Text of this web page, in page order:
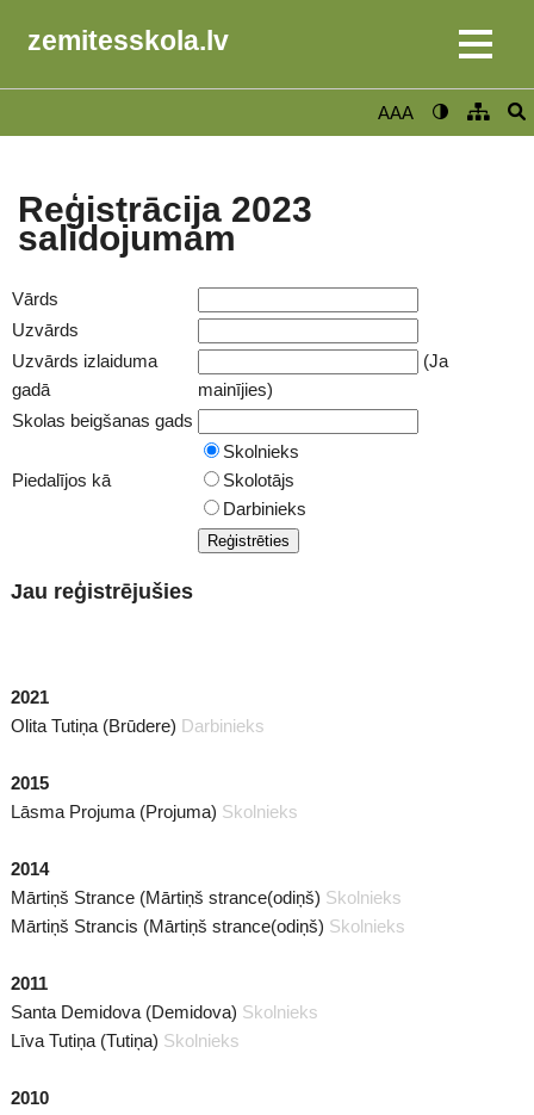
zemitesskola.lv
AAA
Reģistrācija 2023
salidojumam
Vārds
Uzvārds
Uzvārds izlaiduma
gadā
(Ja
mainījies)
Skolas beigšanas gads
Piedalījos kā
Skolnieks
Skolotājs
Darbinieks
Reģistrēties
Jau reģistrējušies
2021
Olita Tutiņa (Brūdere) Darbinieks
2015
Lāsma Projuma (Projuma) Skolnieks
2014
Mārtiņš Strance (Mārtiņš strance(odiņš) Skolnieks
Mārtiņš Strancis (Mārtiņš strance(odiņš) Skolnieks
2011
Santa Demidova (Demidova) Skolnieks
Līva Tutiņa (Tutiņa) Skolnieks
2010